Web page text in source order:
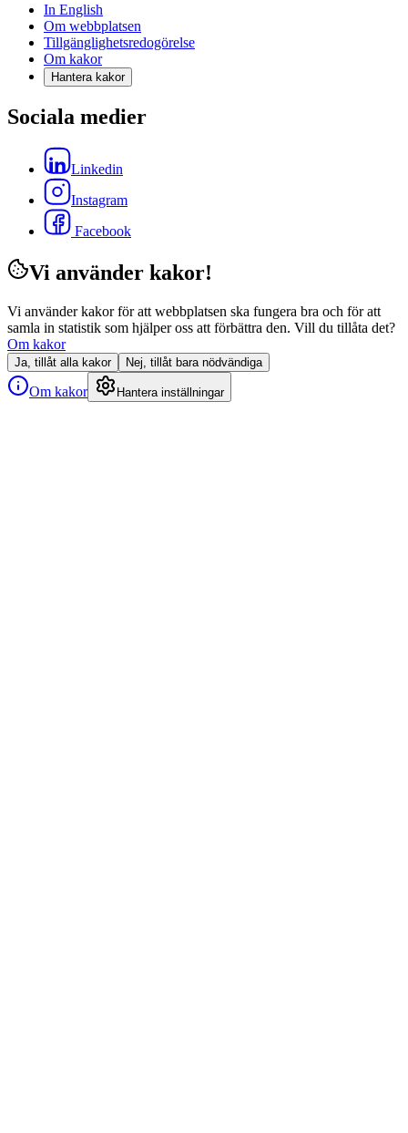
In English
Om webbplatsen
Tillgänglighetsredogörelse
Om kakor
Hantera kakor
Sociala medier
Linkedin
Instagram
Facebook
Vi använder kakor!
Vi använder kakor för att webbplatsen ska fungera bra och för att
samla in statistik som hjälper oss att förbättra den. Vill du tillåta det?
Om kakor
Ja, tillåt alla kakor Nej, tillåt bara nödvändiga
Om kakor Hantera inställningar